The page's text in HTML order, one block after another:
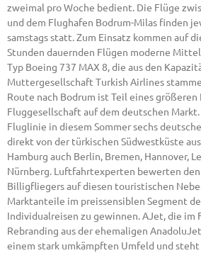
zweimal pro Woche bedient. Die Flüge
und dem Flughafen Bodrum-Milas finden
samstags statt. Zum Einsatz kommen auf
Stunden dauernden Flügen moderne
Typ Boeing 737 MAX 8, die aus den
Muttergesellschaft Turkish Airlines
Route nach Bodrum ist Teil eines größeren
Fluggesellschaft auf dem deutschen
Fluglinie in diesem Sommer sechs
direkt von der türkischen Südwestküste
Hamburg auch Berlin, Bremen, Hannover,
Nürnberg. Luftfahrtexperten bewerten
Billigfliegers auf diesen touristischen
Marktanteile im preissensiblen Segment
Individualreisen zu gewinnen. AJet, die im
Rebranding aus der ehemaligen
einem stark umkämpften Umfeld und